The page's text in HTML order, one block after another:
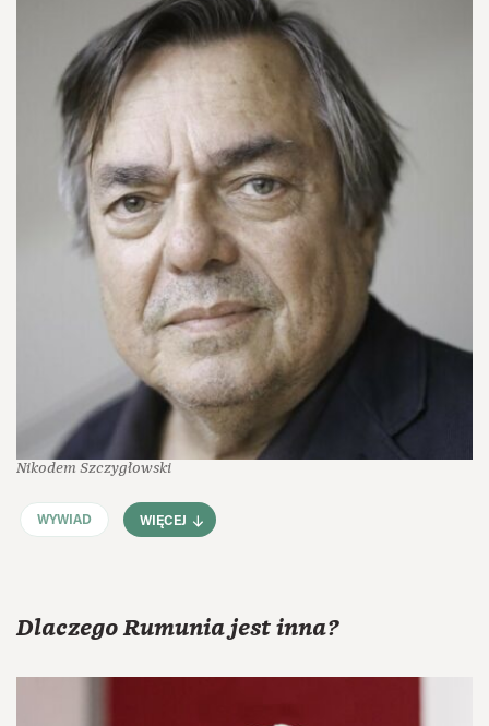
Nikodem Szczygłowski
WYWIAD WIĘCEJ
Dlaczego Rumunia jest inna?